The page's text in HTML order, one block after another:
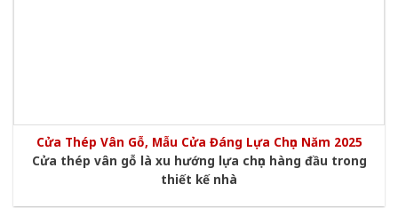
Cửa Thép Vân Gỗ, Mẫu Cửa Đáng Lựa Chọn Năm 2025
Cửa thép vân gỗ là xu hướng lựa chọn hàng đầu trong
thiết kế nhà